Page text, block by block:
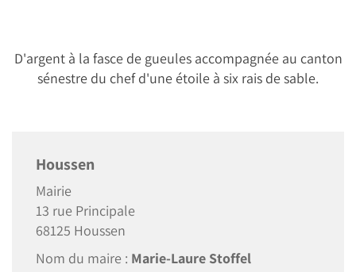
D'argent à la fasce de gueules accompagnée au canton
sénestre du chef d'une étoile à six rais de sable.
Houssen
Mairie
13 rue Principale
68125 Houssen
Nom du maire : Marie-Laure Stoffel